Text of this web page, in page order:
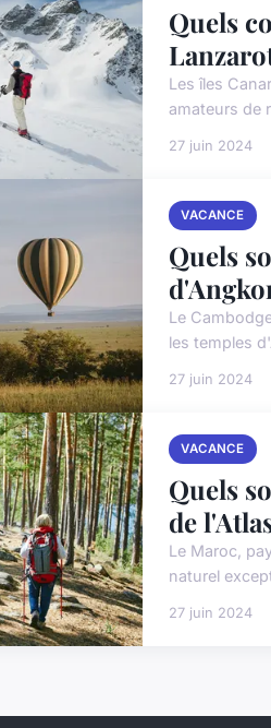
Quels
Les îles
amateurs de
27 juin 2024
VACANCE
Quels
Le
les temples
27 juin 2024
VACANCE
Quels
de
Le Maroc,
naturel
27 juin 2024